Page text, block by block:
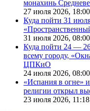
монахинь
27 июля 2026, 18:00
Куда пойти 31
31 июля 2026, 08:00
Куда пойти 24 —
всему городу,
ЦПКиО
24 июля 2026, 08:00
«Испания в огне»
религии открыл
23 июля 2026, 11:18